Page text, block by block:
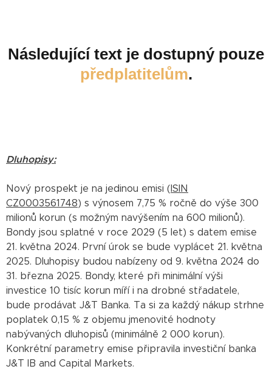
Následující text je dostupný pouze
předplatitelům.
Dluhopisy:
Nový prospekt je na jedinou emisi ( ISIN
CZ0003561748) s výnosem 7,75 % ročně do výše 300
milionů korun (s možným navýšením na 600 milionů).
Bondy jsou splatné v roce 2029 (5 let) s datem emise
21. května 2024. První úrok se bude vyplácet 21. května
2025. Dluhopisy budou nabízeny od 9. května 2024 do
31. března 2025. Bondy, které při minimální výši
investice 10 tisíc korun míří i na drobné střadatele,
bude prodávat J&T Banka. Ta si za každý nákup strhne
poplatek 0,15 % z objemu jmenovité hodnoty
nabývaných dluhopisů (minimálně 2 000 korun).
Konkrétní parametry emise připravila investiční banka
J&T IB and Capital Markets.